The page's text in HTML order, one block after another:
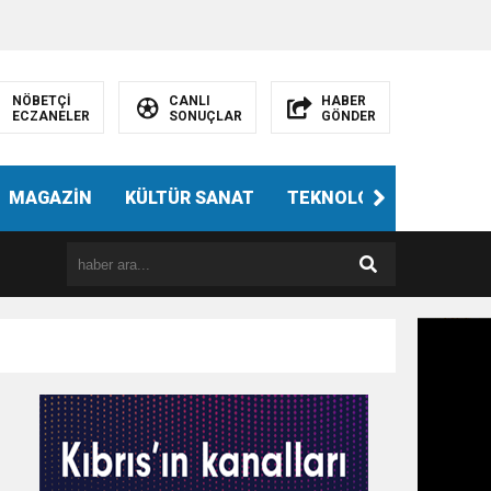
NÖBETÇİ
ECZANELER
CANLI
SONUÇLAR
HABER
GÖNDER
MAGAZİN KÜLTÜR SANAT TEKNOLOJİ